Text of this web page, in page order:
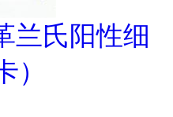
兰氏阳性细